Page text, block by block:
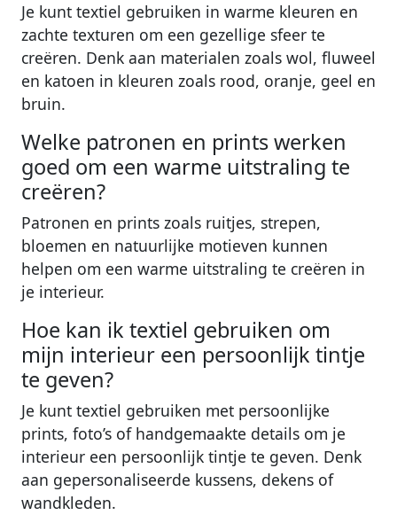
Je kunt textiel gebruiken in warme kleuren en
zachte texturen om een gezellige sfeer te
creëren. Denk aan materialen zoals wol, fluweel
en katoen in kleuren zoals rood, oranje, geel en
bruin.
Welke patronen en prints werken
goed om een warme uitstraling te
creëren?
Patronen en prints zoals ruitjes, strepen,
bloemen en natuurlijke motieven kunnen
helpen om een warme uitstraling te creëren in
je interieur.
Hoe kan ik textiel gebruiken om
mijn interieur een persoonlijk tintje
te geven?
Je kunt textiel gebruiken met persoonlijke
prints, foto’s of handgemaakte details om je
interieur een persoonlijk tintje te geven. Denk
aan gepersonaliseerde kussens, dekens of
wandkleden.